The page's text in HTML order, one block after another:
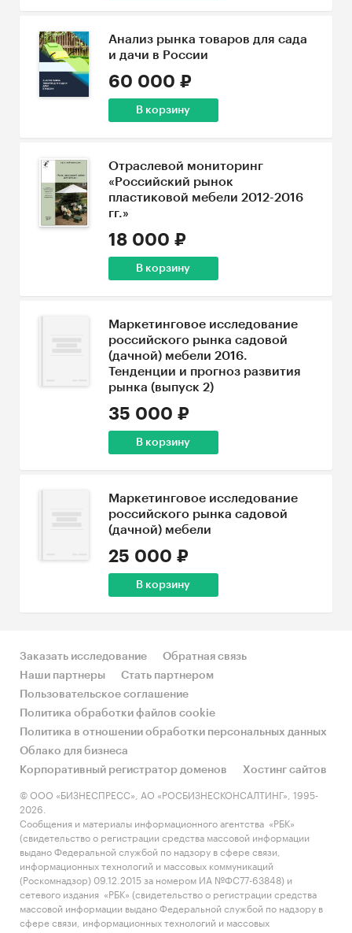
Анализ рынка товаров для сада
и дачи в России
60 000 ₽
В корзину
Отраслевой мониторинг
«Российский рынок
пластиковой мебели 2012-2016
гг.»
18 000 ₽
В корзину
Маркетинговое исследование
российского рынка садовой
(дачной) мебели 2016.
Тенденции и прогноз развития
рынка (выпуск 2)
35 000 ₽
В корзину
Маркетинговое исследование
российского рынка садовой
(дачной) мебели
25 000 ₽
В корзину
Заказать исследование
Обратная связь
Наши партнеры
Стать партнером
Пользовательское соглашение
Политика обработки файлов cookie
Политика в отношении обработки персональных данных
Облако для бизнеса
Корпоративный регистратор доменов
Хостинг сайтов
© ООО «БИЗНЕСПРЕСС», АО «РОСБИЗНЕСКОНСАЛТИНГ», 1995-
2026.
Сообщения и материалы информационного агентства «РБК»
(свидетельство о регистрации средства массовой информации
выдано Федеральной службой по надзору в сфере связи,
информационных технологий и массовых коммуникаций
(Роскомнадзор) 09.12.2015 за номером ИА №ФС77-63848) и
сетевого издания «РБК» (свидетельство о регистрации средства
массовой информации выдано Федеральной службой по надзору в
сфере связи, информационных технологий и массовых